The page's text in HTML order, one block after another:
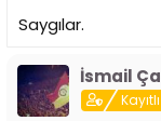
Saygılar.
İsmail